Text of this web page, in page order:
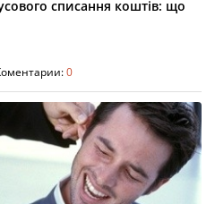
списання коштів: що
0